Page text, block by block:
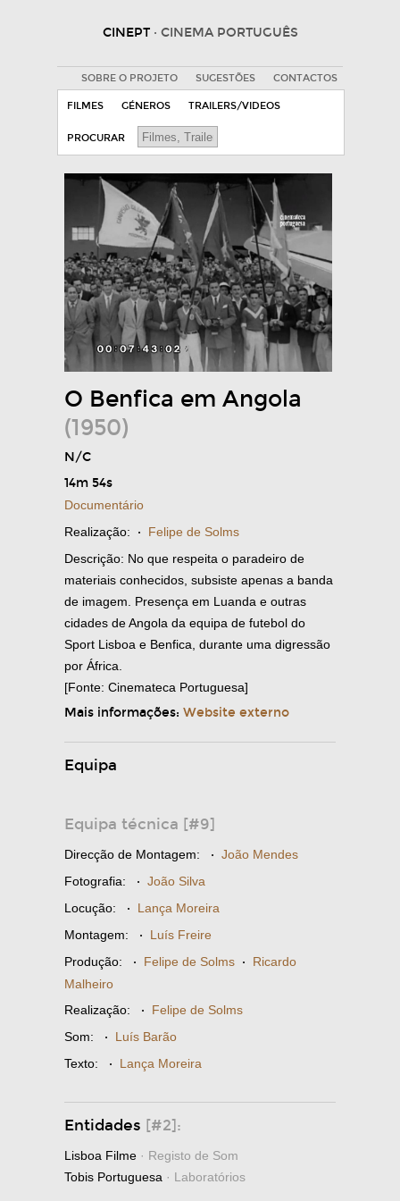
CINEPT · CINEMA PORTUGUÊS
SOBRE O PROJETO SUGESTÕES CONTACTOS
FILMES GÉNEROS TRAILERS/VIDEOS
PROCURAR
O Benfica em Angola
(1950)
N/C
14m 54s
Documentário
Realização: · Felipe de Solms
Descrição: No que respeita o paradeiro de
materiais conhecidos, subsiste apenas a banda
de imagem. Presença em Luanda e outras
cidades de Angola da equipa de futebol do
Sport Lisboa e Benfica, durante uma digressão
por África.
[Fonte: Cinemateca Portuguesa]
Mais informações: Website externo
Equipa
Equipa técnica [#9]
Direcção de Montagem: · João Mendes
Fotografia: · João Silva
Locução: · Lança Moreira
Montagem: · Luís Freire
Produção: · Felipe de Solms · Ricardo
Malheiro
Realização: · Felipe de Solms
Som: · Luís Barão
Texto: · Lança Moreira
Entidades [#2]:
Lisboa Filme · Registo de Som
Tobis Portuguesa · Laboratórios